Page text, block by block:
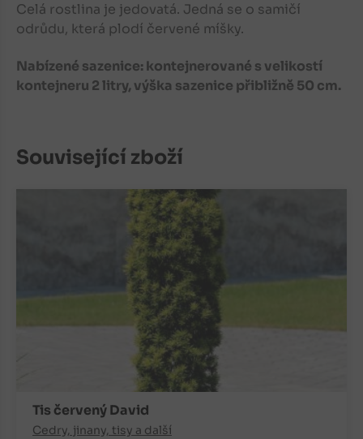
Celá rostlina je jedovatá. Jedná se o samičí
odrůdu, která plodí červené míšky.
Nabízené sazenice: kontejnerované s velikostí
kontejneru 2 litry, výška sazenice přibližně 50 cm.
Související zboží
Tis červený David
Cedry, jinany, tisy a další